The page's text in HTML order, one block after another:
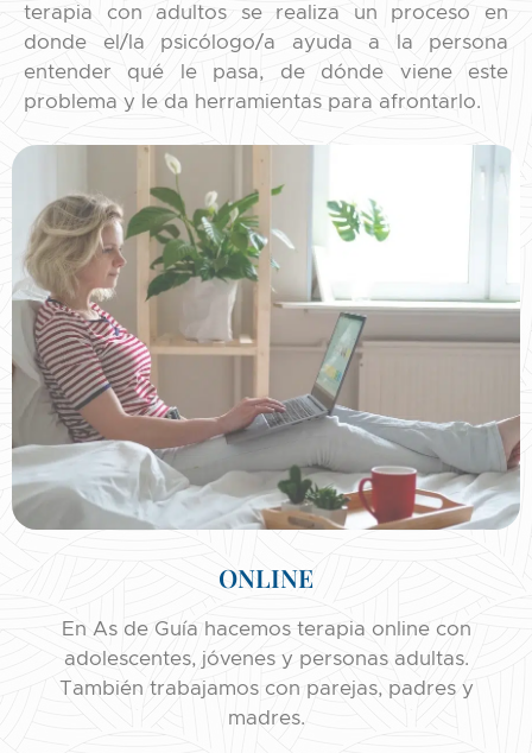
terapia con adultos se realiza un proceso en
donde el/la psicólogo/a ayuda a la persona
entender qué le pasa, de dónde viene este
problema y le da herramientas para afrontarlo.
ONLINE
En As de Guía hacemos terapia online con
adolescentes, jóvenes y personas adultas.
También trabajamos con parejas, padres y
madres.